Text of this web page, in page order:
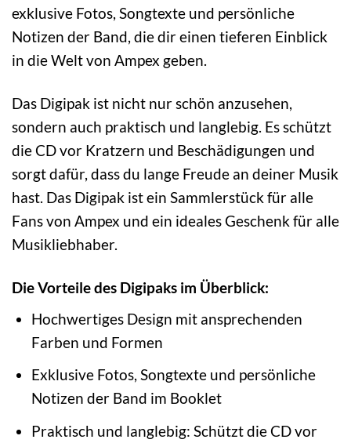
exklusive Fotos, Songtexte und persönliche
Notizen der Band, die dir einen tieferen Einblick
in die Welt von Ampex geben.
Das Digipak ist nicht nur schön anzusehen,
sondern auch praktisch und langlebig. Es schützt
die CD vor Kratzern und Beschädigungen und
sorgt dafür, dass du lange Freude an deiner Musik
hast. Das Digipak ist ein Sammlerstück für alle
Fans von Ampex und ein ideales Geschenk für alle
Musikliebhaber.
Die Vorteile des Digipaks im Überblick:
Hochwertiges Design mit ansprechenden
Farben und Formen
Exklusive Fotos, Songtexte und persönliche
Notizen der Band im Booklet
Praktisch und langlebig: Schützt die CD vor